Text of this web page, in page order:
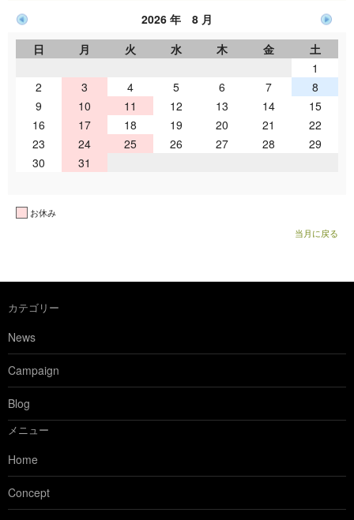
2026 年 8 月
日
月 火 水 木 金
土
1
2
3 4 5 6 7
8
9
10 11 12 13 14
15
16
17 18 19 20 21
22
23
24 25 26 27 28
29
30
31
お休み
当月に戻る
カテゴリー
News
Campaign
Blog
メニュー
Home
Concept